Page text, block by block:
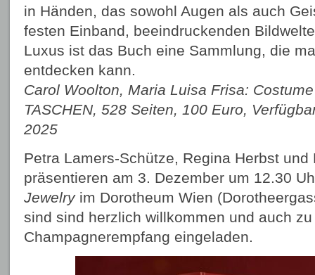
in Händen, das sowohl Augen als auch
festen Einband, beeindruckenden
Luxus ist das Buch eine Sammlung, die
entdecken kann.
Carol Woolton, Maria Luisa Frisa:
TASCHEN, 528 Seiten, 100 Euro,
2025
Petra Lamers-Schütze, Regina Herbst und
präsentieren am 3. Dezember um 12.30
Jewelryim Dorotheum Wien
sind sind herzlich willkommen und auch
Champagnerempfang eingeladen.